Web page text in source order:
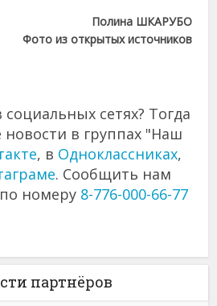
Полина ШКАРУБО
Фото из открытых источников
сетях? Тогда
в группах "Наш
, в Одноклассниках,
. Сообщить нам
номеру 8-776-000-66-77
партнёров